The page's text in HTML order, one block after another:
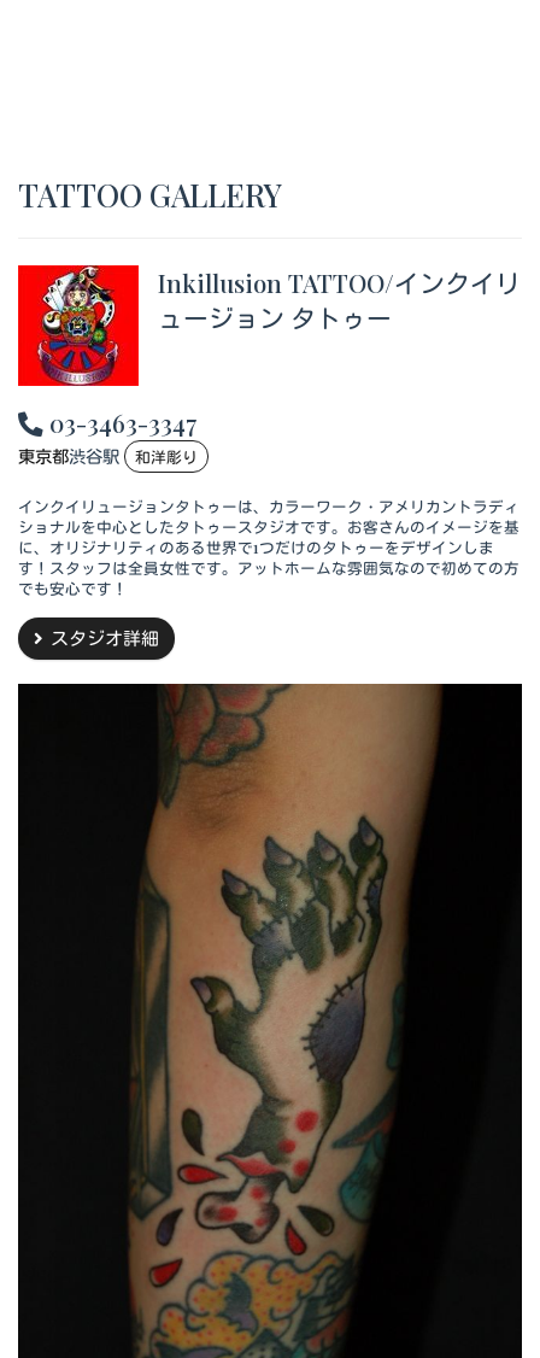
TATTOO GALLERY
Inkillusion TATTOO/インクイリ
ュージョン タトゥー
03-3463-3347
東京都渋谷駅 和洋彫り
インクイリュージョンタトゥーは、カラーワーク・アメリカントラディ
ショナルを中心としたタトゥースタジオです。お客さんのイメージを基
に、オリジナリティのある世界で1つだけのタトゥーをデザインしま
す！スタッフは全員女性です。アットホームな雰囲気なので初めての方
でも安心です！
スタジオ詳細